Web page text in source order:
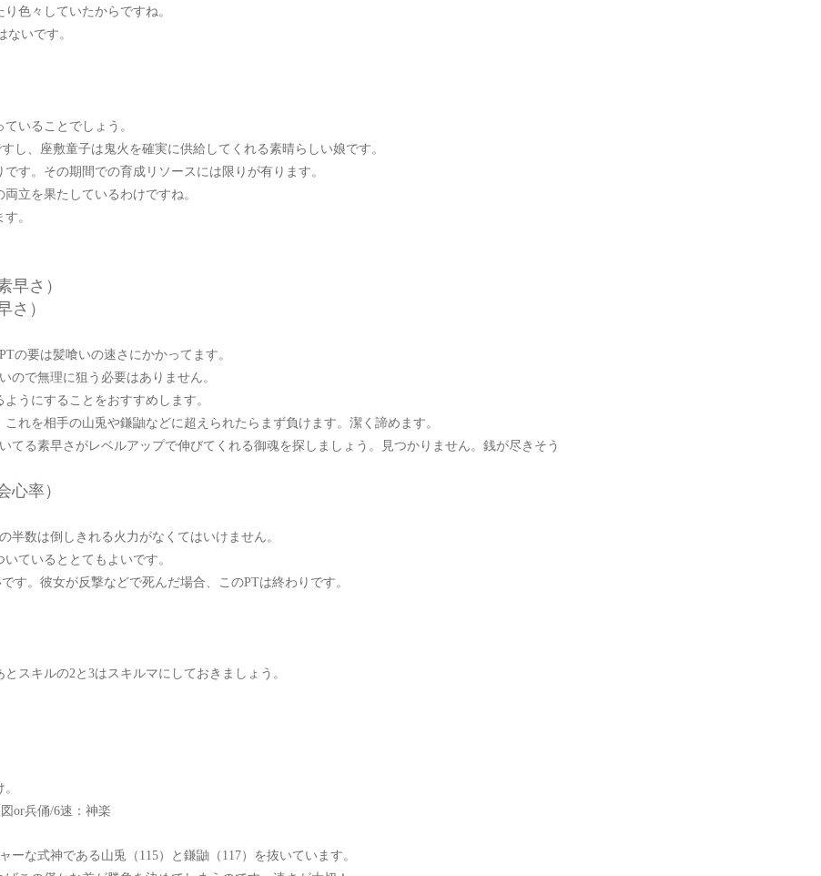
色々していたからですね。
いです。
いることでしょう。
し、座敷童子は鬼火を確実に供給してくれる素晴らしい娘です。
す。その期間での育成リソースには限りが有ります。
立を果たしているわけですね。
。
早さ）
さ）
の要は髪喰いの速さにかかってます。
ので無理に狙う必要はありません。
うにすることをおすすめします。
これを相手の山兎や鎌鼬などに超えられたらまず負けます。潔く諦めます。
てる素早さがレベルアップで伸びてくれる御魂を探しましょう。見つかりません。銭が尽きそう
心率）
半数は倒しきれる火力がなくてはいけません。
ているととてもよいです。
す。彼女が反撃などで死んだ場合、このPTは終わりです。
とスキルの2と3はスキルマにしておきましょう。
or兵俑/6速：神楽
な式神である山兎（115）と鎌鼬（117）を抜いています。